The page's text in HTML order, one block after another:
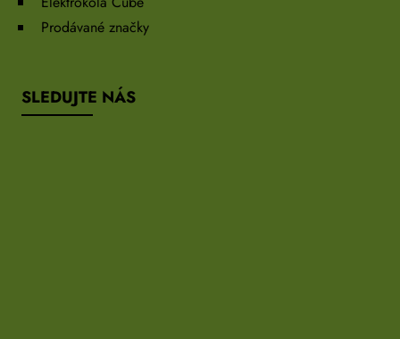
Prodávané značky
SLEDUJTE NÁS